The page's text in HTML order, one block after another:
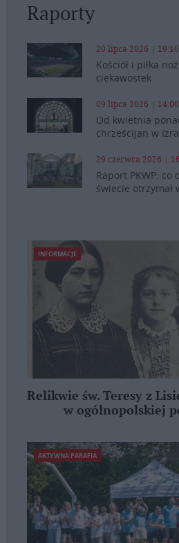
Raporty
20 lipca 2026 | 19:10
Kościół i piłka
ciekawostek
09 lipca 2026 | 14:00
Od kwietnia
chrześcijan w
29 czerwca 2026 |
Raport PKWP: co
świecie otrzymał
INFORMACJE
Relikwie św. Teresy z
w ogólnopolskiej
AKTYWNA PARAFIA